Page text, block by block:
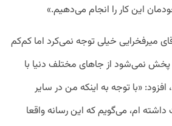
این کار را انجام می‌دهیم.»
آقای میرفخرایی خیلی توجه نمی‌کرد اما کم‌کم
پخش نمی‌شود از جاهای مختلف دنیا با
«با توجه به اینکه من در سایر
ام، می‌گویم که این رسانه واقعا